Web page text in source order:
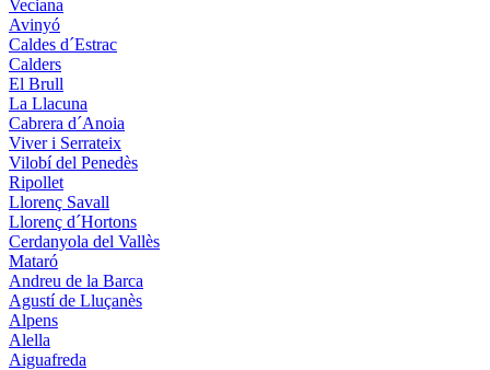
Veciana
Avinyó
Caldes d´Estrac
Calders
El Brull
La Llacuna
Cabrera d´Anoia
Viver i Serrateix
Vilobí del Penedès
Ripollet
Llorenç Savall
Llorenç d´Hortons
Cerdanyola del Vallès
Mataró
Andreu de la Barca
Agustí de Lluçanès
Alpens
Alella
Aiguafreda